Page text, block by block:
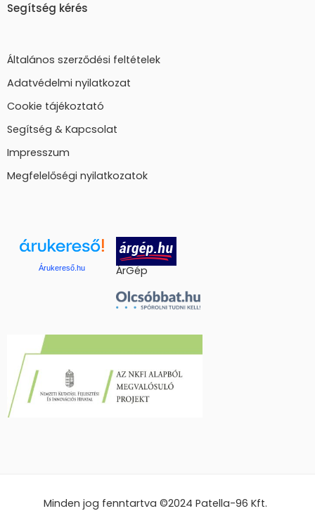
Segítség kérés
Általános szerződési feltételek
Adatvédelmi nyilatkozat
Cookie tájékoztató
Segítség & Kapcsolat
Impresszum
Megfelelőségi nyilatkozatok
Árukereső.hu ÁrGép
Minden jog fenntartva ©2024Patella-96 Kft.